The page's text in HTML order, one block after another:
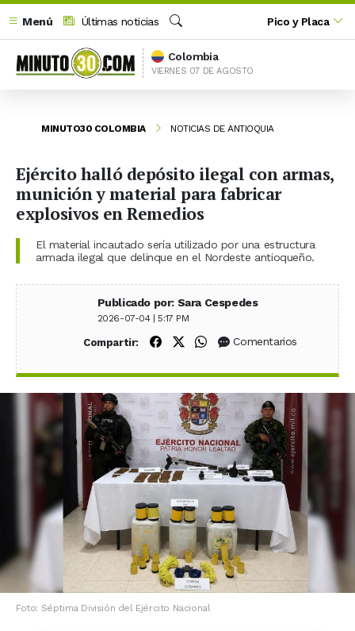
Menú
Últimas noticias
Buscar
Pico y Placa
Colombia
VIERNES 07 DE AGOSTO
MINUTO30 COLOMBIA NOTICIAS DE ANTIOQUIA
Ejército halló depósito ilegal con armas,
munición y material para fabricar
explosivos en Remedios
El material incautado sería utilizado por una estructura
armada ilegal que delinque en el Nordeste antioqueño.
Publicado por: Sara Cespedes
2026-07-04 | 5:17 PM
Compartir: Compartir en Facebook
Compartir en X (Twitter)
Compartir en WhatsApp
Comentarios
Foto: Séptima División del Ejército Nacional